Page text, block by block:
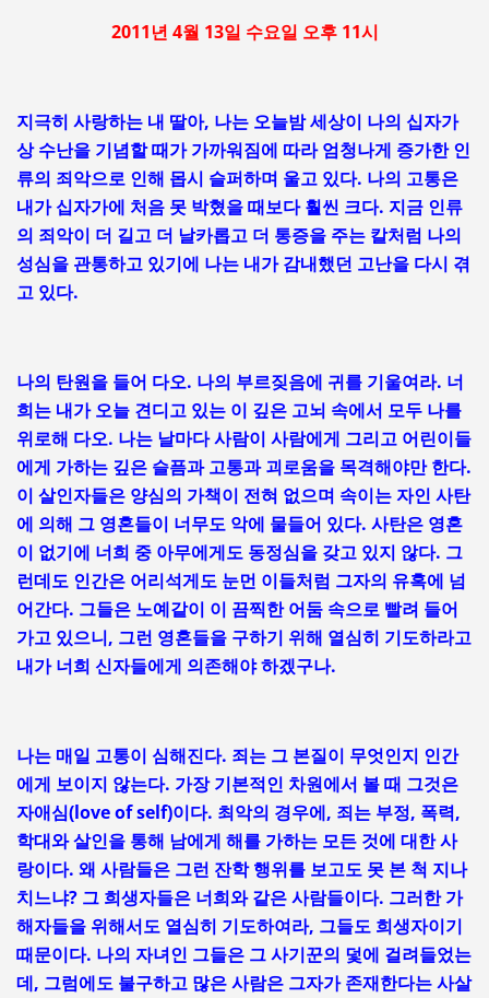
2011년 4월 13일 수요일 오후 11시
지극히 사랑하는 내 딸아, 나는 오늘밤 세상이 나의 십자가
상 수난을 기념할 때가 가까워짐에 따라 엄청나게 증가한 인
류의 죄악으로 인해 몹시 슬퍼하며 울고 있다. 나의 고통은
내가 십자가에 처음 못 박혔을 때보다 훨씬 크다. 지금 인류
의 죄악이 더 길고 더 날카롭고 더 통증을 주는 칼처럼 나의
성심을 관통하고 있기에 나는 내가 감내했던 고난을 다시 겪
고 있다.
나의 탄원을 들어 다오. 나의 부르짖음에 귀를 기울여라. 너
희는 내가 오늘 견디고 있는 이 깊은 고뇌 속에서 모두 나를
위로해 다오. 나는 날마다 사람이 사람에게 그리고 어린이들
에게 가하는 깊은 슬픔과 고통과 괴로움을 목격해야만 한다.
이 살인자들은 양심의 가책이 전혀 없으며 속이는 자인 사탄
에 의해 그 영혼들이 너무도 악에 물들어 있다. 사탄은 영혼
이 없기에 너희 중 아무에게도 동정심을 갖고 있지 않다. 그
런데도 인간은 어리석게도 눈먼 이들처럼 그자의 유혹에 넘
어간다. 그들은 노예같이 이 끔찍한 어둠 속으로 빨려 들어
가고 있으니, 그런 영혼들을 구하기 위해 열심히 기도하라고
내가 너희 신자들에게 의존해야 하겠구나.
나는 매일 고통이 심해진다. 죄는 그 본질이 무엇인지 인간
에게 보이지 않는다. 가장 기본적인 차원에서 볼 때 그것은
자애심(love of self)이다. 최악의 경우에, 죄는 부정, 폭력,
학대와 살인을 통해 남에게 해를 가하는 모든 것에 대한 사
랑이다. 왜 사람들은 그런 잔학 행위를 보고도 못 본 척 지나
치느냐? 그 희생자들은 너희와 같은 사람들이다. 그러한 가
해자들을 위해서도 열심히 기도하여라, 그들도 희생자이기
때문이다. 나의 자녀인 그들은 그 사기꾼의 덫에 걸려들었는
데, 그럼에도 불구하고 많은 사람은 그자가 존재한다는 사살